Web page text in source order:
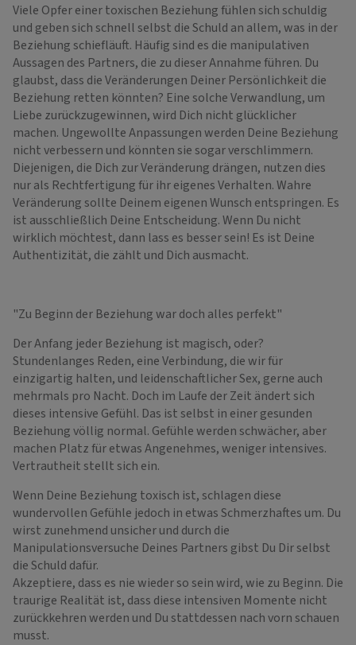
Viele Opfer einer toxischen Beziehung fühlen sich schuldig
und geben sich schnell selbst die Schuld an allem, was in der
Beziehung schiefläuft. Häufig sind es die manipulativen
Aussagen des Partners, die zu dieser Annahme führen. Du
glaubst, dass die Veränderungen Deiner Persönlichkeit die
Beziehung retten könnten? Eine solche Verwandlung, um
Liebe zurückzugewinnen, wird Dich nicht glücklicher
machen. Ungewollte Anpassungen werden Deine Beziehung
nicht verbessern und könnten sie sogar verschlimmern.
Diejenigen, die Dich zur Veränderung drängen, nutzen dies
nur als Rechtfertigung für ihr eigenes Verhalten. Wahre
Veränderung sollte Deinem eigenen Wunsch entspringen. Es
ist ausschließlich Deine Entscheidung. Wenn Du nicht
wirklich möchtest, dann lass es besser sein! Es ist Deine
Authentizität, die zählt und Dich ausmacht.
"Zu Beginn der Beziehung war doch alles perfekt"
Der Anfang jeder Beziehung ist magisch, oder?
Stundenlanges Reden, eine Verbindung, die wir für
einzigartig halten, und leidenschaftlicher Sex, gerne auch
mehrmals pro Nacht. Doch im Laufe der Zeit ändert sich
dieses intensive Gefühl. Das ist selbst in einer gesunden
Beziehung völlig normal. Gefühle werden schwächer, aber
machen Platz für etwas Angenehmes, weniger intensives.
Vertrautheit stellt sich ein.
Wenn Deine Beziehung toxisch ist, schlagen diese
wundervollen Gefühle jedoch in etwas Schmerzhaftes um. Du
wirst zunehmend unsicher und durch die
Manipulationsversuche Deines Partners gibst Du Dir selbst
die Schuld dafür.
Akzeptiere, dass es nie wieder so sein wird, wie zu Beginn. Die
traurige Realität ist, dass diese intensiven Momente nicht
zurückkehren werden und Du stattdessen nach vorn schauen
musst.